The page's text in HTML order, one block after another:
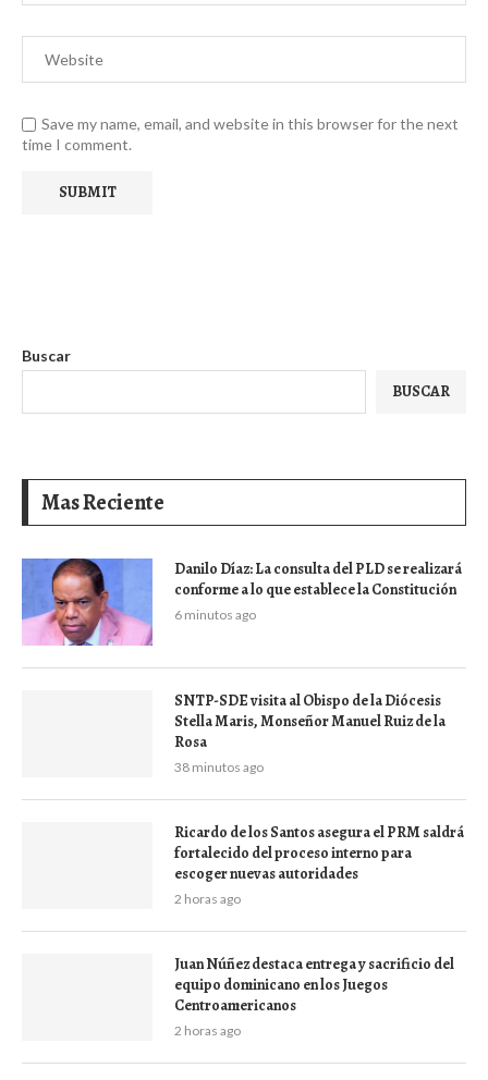
Save my name, email, and website in this browser for the next
time I comment.
Buscar
BUSCAR
Mas Reciente
Danilo Díaz: La consulta del PLD se realizará
conforme a lo que establece la Constitución
6 minutos ago
SNTP-SDE visita al Obispo de la Diócesis
Stella Maris, Monseñor Manuel Ruiz de la
Rosa
38 minutos ago
Ricardo de los Santos asegura el PRM saldrá
fortalecido del proceso interno para
escoger nuevas autoridades
2 horas ago
Juan Núñez destaca entrega y sacrificio del
equipo dominicano en los Juegos
Centroamericanos
2 horas ago